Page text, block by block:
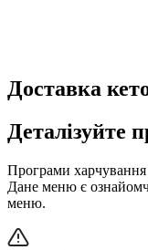
Доставка
Деталізуйте
Програми харчування
Дане меню є
меню.